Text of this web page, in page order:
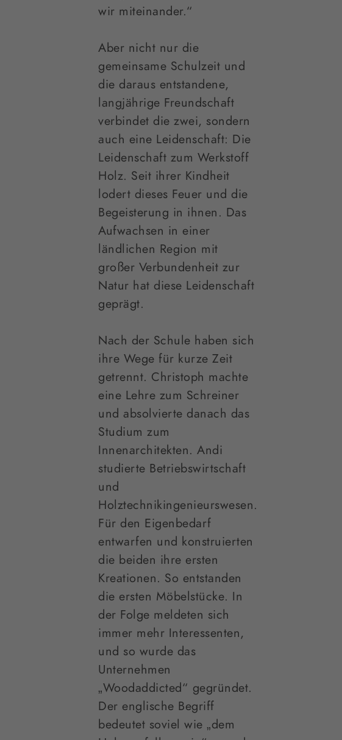
wir miteinander.“
Aber nicht nur die
gemeinsame Schulzeit und
die daraus entstandene,
langjährige Freundschaft
verbindet die zwei, sondern
auch eine Leidenschaft: Die
Leidenschaft zum Werkstoff
Holz. Seit ihrer Kindheit
lodert dieses Feuer und die
Begeisterung in ihnen. Das
Aufwachsen in einer
ländlichen Region mit
großer Verbundenheit zur
Natur hat diese Leidenschaft
geprägt.
Nach der Schule haben sich
ihre Wege für kurze Zeit
getrennt. Christoph machte
eine Lehre zum Schreiner
und absolvierte danach das
Studium zum
Innenarchitekten. Andi
studierte Betriebswirtschaft
und
Holztechnikingenieurswesen.
Für den Eigenbedarf
entwarfen und konstruierten
die beiden ihre ersten
Kreationen. So entstanden
die ersten Möbelstücke. In
der Folge meldeten sich
immer mehr Interessenten,
und so wurde das
Unternehmen
„Woodaddicted“ gegründet.
Der englische Begriff
bedeutet soviel wie „dem